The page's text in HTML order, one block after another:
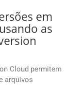
em
as
Cloud permitem
arquivos